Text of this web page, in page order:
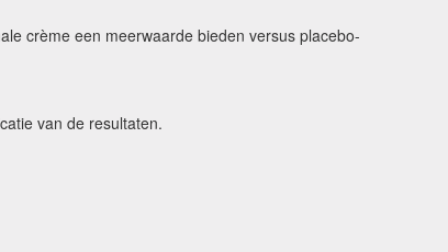
crème een meerwaarde bieden versus placebo-
van de resultaten.